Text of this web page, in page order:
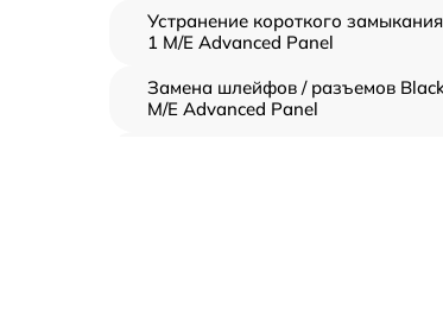
Устранение короткого
1 M/E Advanced Panel
Замена шлейфов / разъемов
M/E Advanced Panel